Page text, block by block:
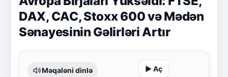
DAX, CAC, Stoxx 600 və Mədən
Sənayesinin Gəlirləri Artır
Məqaləni dinlə ▶ Aç